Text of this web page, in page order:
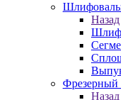
Назад
Фрезерный
Назад